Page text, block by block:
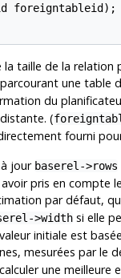
foreigntableid);
taille de la relation
une table
du
(
fourni
jour baserel->rows
pris en compte
par défaut,
>widthsi elle
initiale est
mesurées par le
une